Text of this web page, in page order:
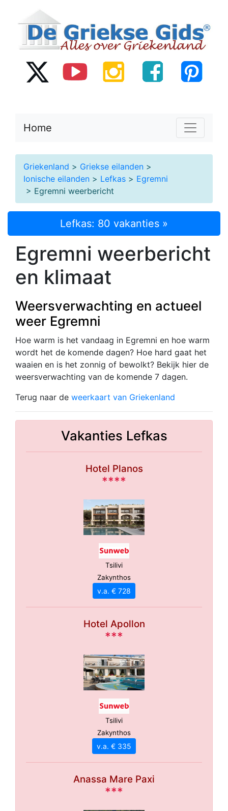
Home
Griekenland > Griekse eilanden >
Ionische eilanden > Lefkas > Egremni
> Egremni weerbericht
Lefkas: 80 vakanties »
Egremni weerbericht
en klimaat
Weersverwachting en actueel
weer Egremni
Hoe warm is het vandaag in Egremni en hoe warm
wordt het de komende dagen? Hoe hard gaat het
waaien en is het zonnig of bewolkt? Bekijk hier de
weersverwachting van de komende 7 dagen.
Terug naar de weerkaart van Griekenland
Vakanties Lefkas
Hotel Planos
****
Tsilivi
Zakynthos
v.a. € 728
Hotel Apollon
***
Tsilivi
Zakynthos
v.a. € 335
Anassa Mare Paxi
***